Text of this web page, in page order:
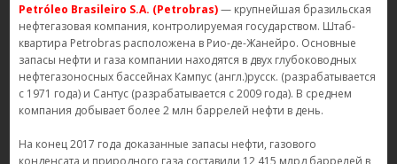
Petróleo Brasileiro S.A. (Petrobras)— крупнейшая бразильская
нефтегазовая компания, контролируемая государством. Штаб-
квартира Petrobras расположена в Рио-де-Жанейро. Основные
запасы нефти и газа компании находятся в двух глубоководных
нефтегазоносных бассейнах Кампус (англ.)русск. (разрабатывается
с 1971 года) и Сантус (разрабатывается с 2009 года). В среднем
компания добывает более 2 млн баррелей нефти в день.
На конец 2017 года доказанные запасы нефти, газового
конденсата и природного газа составили 12,415 млрд баррелей в